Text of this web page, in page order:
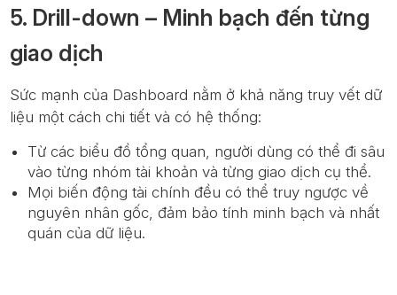
5. Drill-down – Minh bạch đến từng
giao dịch
Sức mạnh của Dashboard nằm ở khả năng truy vết dữ
liệu một cách chi tiết và có hệ thống:
Từ các biểu đồ tổng quan, người dùng có thể đi sâu
vào từng nhóm tài khoản và từng giao dịch cụ thể.
Mọi biến động tài chính đều có thể truy ngược về
nguyên nhân gốc, đảm bảo tính minh bạch và nhất
quán của dữ liệu.